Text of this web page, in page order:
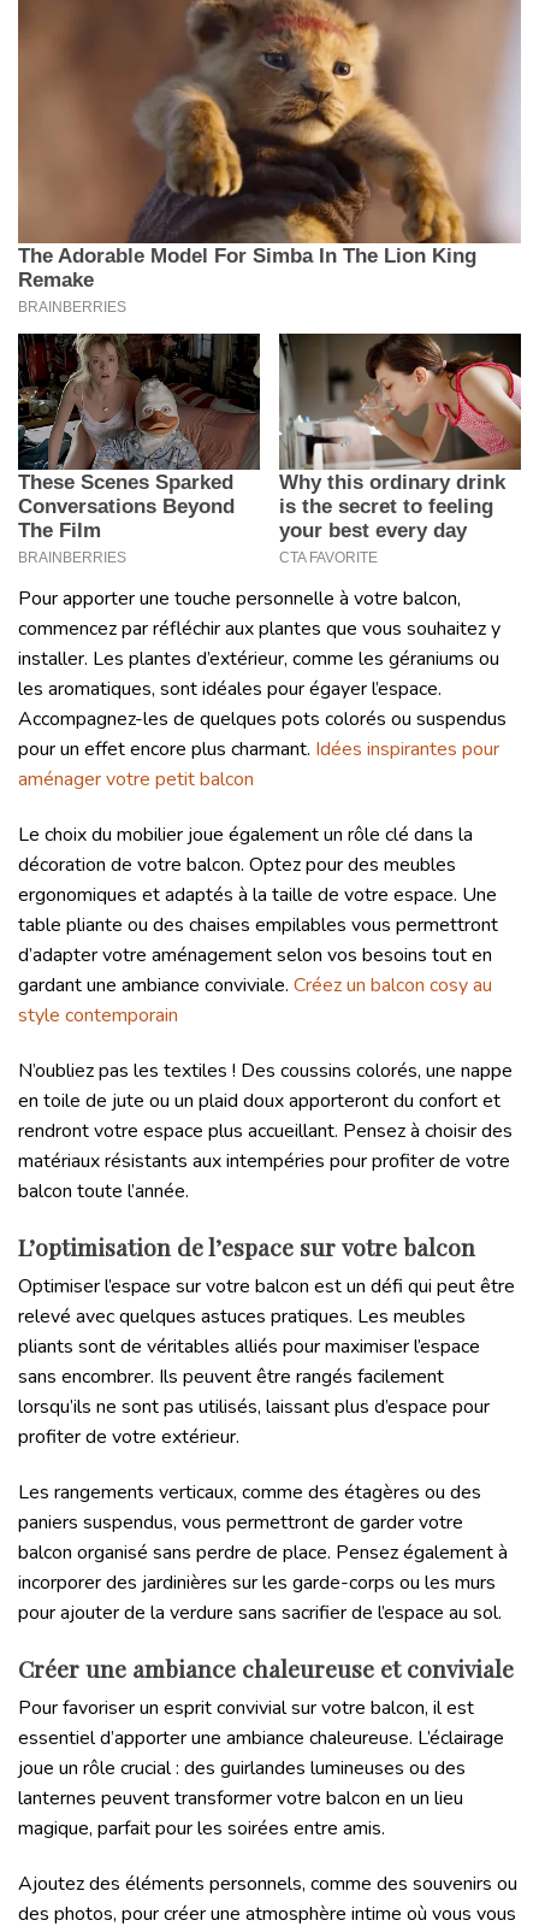
Pour apporter une touche personnelle à votre balcon,
commencez par réfléchir aux plantes que vous souhaitez y
installer. Les plantes d’extérieur, comme les géraniums ou
les aromatiques, sont idéales pour égayer l’espace.
Accompagnez-les de quelques pots colorés ou suspendus
pour un effet encore plus charmant. Idées inspirantes pour
aménager votre petit balcon
Le choix du mobilier joue également un rôle clé dans la
décoration de votre balcon. Optez pour des meubles
ergonomiques et adaptés à la taille de votre espace. Une
table pliante ou des chaises empilables vous permettront
d’adapter votre aménagement selon vos besoins tout en
gardant une ambiance conviviale. Créez un balcon cosy au
style contemporain
N’oubliez pas les textiles ! Des coussins colorés, une nappe
en toile de jute ou un plaid doux apporteront du confort et
rendront votre espace plus accueillant. Pensez à choisir des
matériaux résistants aux intempéries pour profiter de votre
balcon toute l’année.
L’optimisation de l’espace sur votre balcon
Optimiser l’espace sur votre balcon est un défi qui peut être
relevé avec quelques astuces pratiques. Les meubles
pliants sont de véritables alliés pour maximiser l’espace
sans encombrer. Ils peuvent être rangés facilement
lorsqu’ils ne sont pas utilisés, laissant plus d’espace pour
profiter de votre extérieur.
Les rangements verticaux, comme des étagères ou des
paniers suspendus, vous permettront de garder votre
balcon organisé sans perdre de place. Pensez également à
incorporer des jardinières sur les garde-corps ou les murs
pour ajouter de la verdure sans sacrifier de l’espace au sol.
Créer une ambiance chaleureuse et conviviale
Pour favoriser un esprit convivial sur votre balcon, il est
essentiel d’apporter une ambiance chaleureuse. L’éclairage
joue un rôle crucial : des guirlandes lumineuses ou des
lanternes peuvent transformer votre balcon en un lieu
magique, parfait pour les soirées entre amis.
Ajoutez des éléments personnels, comme des souvenirs ou
des photos, pour créer une atmosphère intime où vous vous